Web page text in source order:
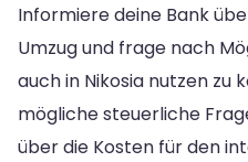
Informiere deine Bank
Umzug und frage nach
auch in Nikosia nutzen zu
mögliche steuerliche
über die Kosten für den